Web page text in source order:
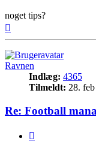
noget tips?
Ravnen
Indlæg: 4365
Tilmeldt: 28.
Re: Football